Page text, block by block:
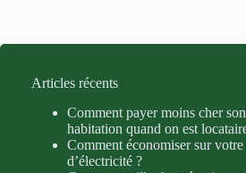
Articles récents
Comment payer moins cher
habitation quand on est
Comment économiser sur
d’électricité ?